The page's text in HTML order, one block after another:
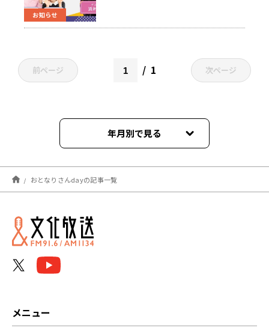
お知らせ
前ページ 1 次ページ
年月別で見る
2025年09月
2025年04月
2024年12月
おとなりさんdayの記事一覧
メニュー